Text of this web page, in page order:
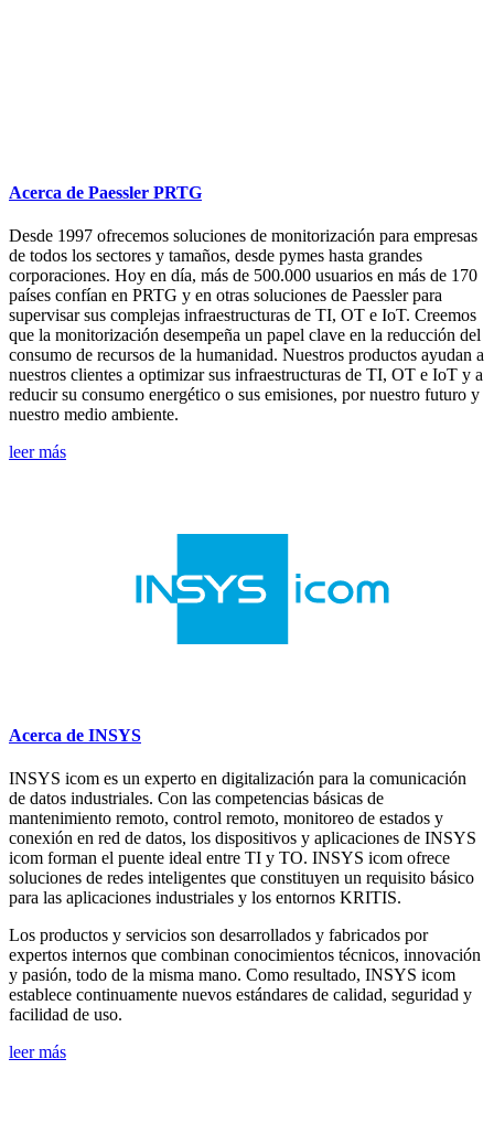
Acerca de Paessler PRTG
Desde 1997 ofrecemos soluciones de monitorización para empresas
de todos los sectores y tamaños, desde pymes hasta grandes
corporaciones. Hoy en día, más de 500.000 usuarios en más de 170
países confían en PRTG y en otras soluciones de Paessler para
supervisar sus complejas infraestructuras de TI, OT e IoT. Creemos
que la monitorización desempeña un papel clave en la reducción del
consumo de recursos de la humanidad. Nuestros productos ayudan a
nuestros clientes a optimizar sus infraestructuras de TI, OT e IoT y a
reducir su consumo energético o sus emisiones, por nuestro futuro y
nuestro medio ambiente.
leer más
Acerca de INSYS
INSYS icom es un experto en digitalización para la comunicación
de datos industriales. Con las competencias básicas de
mantenimiento remoto, control remoto, monitoreo de estados y
conexión en red de datos, los dispositivos y aplicaciones de INSYS
icom forman el puente ideal entre TI y TO. INSYS icom ofrece
soluciones de redes inteligentes que constituyen un requisito básico
para las aplicaciones industriales y los entornos KRITIS.
Los productos y servicios son desarrollados y fabricados por
expertos internos que combinan conocimientos técnicos, innovación
y pasión, todo de la misma mano. Como resultado, INSYS icom
establece continuamente nuevos estándares de calidad, seguridad y
facilidad de uso.
leer más